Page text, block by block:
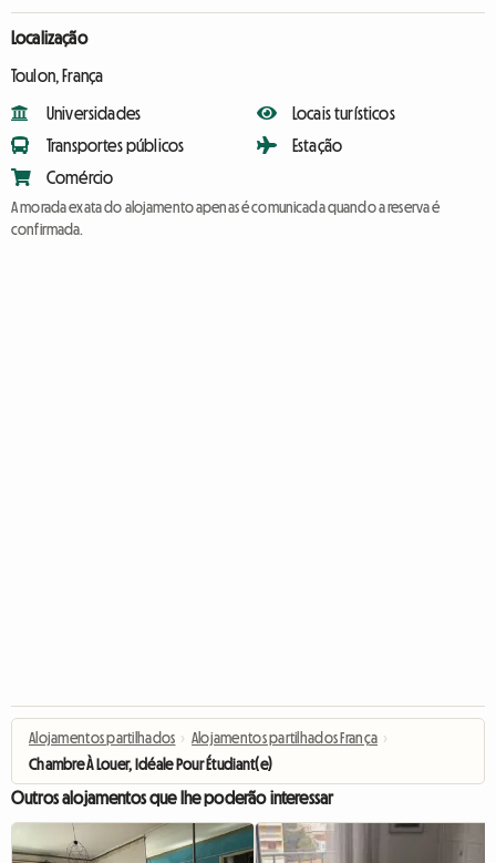
Localização
Toulon, França
Universidades
Transportes públicos
Comércio
Locais turísticos
Estação
A morada exata do alojamento apenas é comunicada quando a reserva é
confirmada.
Alojamentos partilhados › Alojamentos partilhados França ›
Chambre À Louer, Idéale Pour Étudiant(e)
Outros alojamentos que lhe poderão interessar